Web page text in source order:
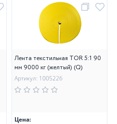
Лента текстильная TOR 5:1 90
мм 9000 кг (желтый) (Q)
Артикул: 1005226
Цена: